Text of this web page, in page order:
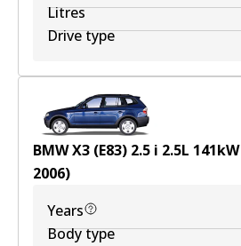
Litres
Drive type
BMW X3 (E83) 2.5 i 2.5L 141kW
2006)
Years
Body type